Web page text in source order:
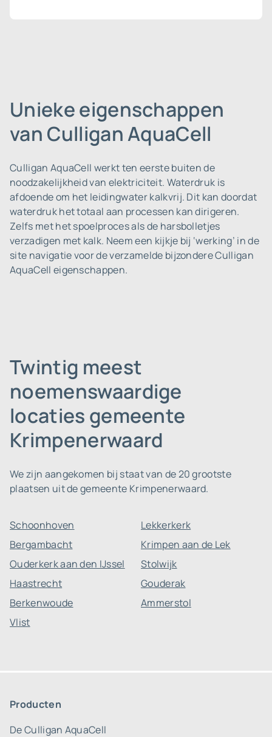
Unieke eigenschappen
van Culligan AquaCell
Culligan AquaCell werkt ten eerste buiten de
noodzakelijkheid van elektriciteit. Waterdruk is
afdoende om het leidingwater kalkvrij. Dit kan doordat
waterdruk het totaal aan processen kan dirigeren.
Zelfs met het spoelproces als de harsbolletjes
verzadigen met kalk. Neem een kijkje bij ‘werking’ in de
site navigatie voor de verzamelde bijzondere Culligan
AquaCell eigenschappen.
Twintig meest
noemenswaardige
locaties gemeente
Krimpenerwaard
We zijn aangekomen bij staat van de 20 grootste
plaatsen uit de gemeente Krimpenerwaard.
Schoonhoven
Lekkerkerk
Bergambacht
Krimpen aan de Lek
Ouderkerk aan den IJssel
Stolwijk
Haastrecht
Gouderak
Berkenwoude
Ammerstol
Vlist
Producten
De Culligan AquaCell